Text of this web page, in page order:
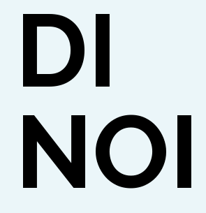
DI
NOI